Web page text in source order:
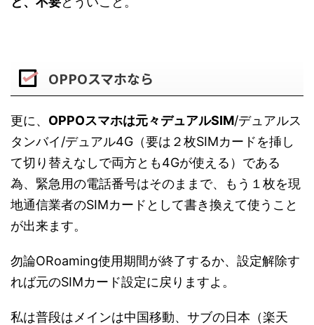
OPPOスマホなら
更に、 OPPOスマホは元々デュアルSIM/デュアルス
タンバイ/デュアル4G（要は２枚SIMカードを挿し
て切り替えなしで両方とも4Gが使える）である
為、緊急用の電話番号はそのままで、もう１枚を現
地通信業者のSIMカードとして書き換えて使うこと
が出来ます。
勿論ORoaming使用期間が終了するか、設定解除す
れば元のSIMカード設定に戻りますよ。
私は普段はメインは中国移動、サブの日本（楽天